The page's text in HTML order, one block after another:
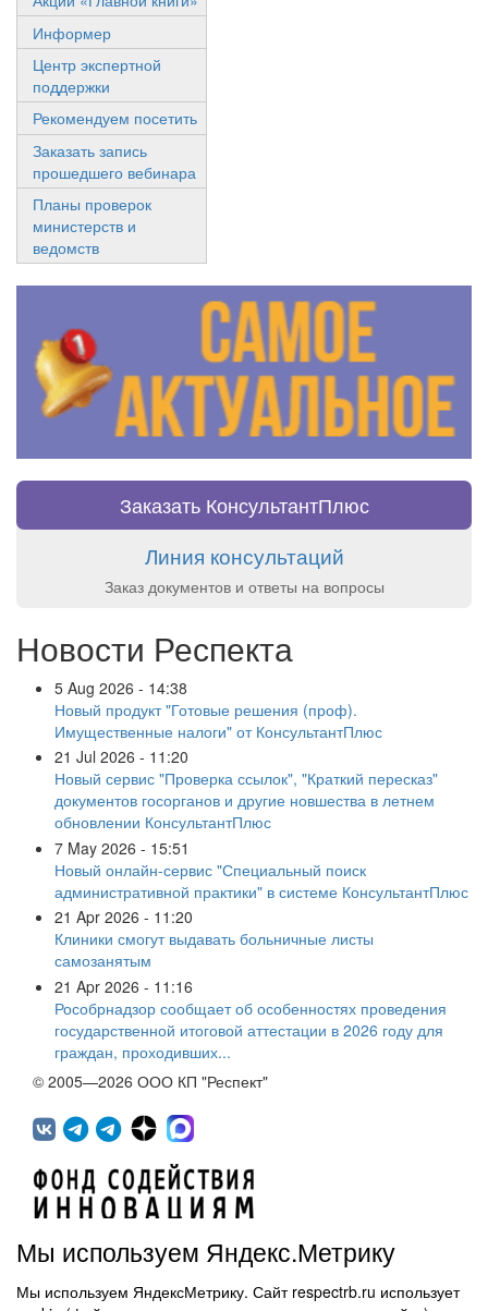
Информер
Центр экспертной
поддержки
Рекомендуем посетить
Заказать запись
прошедшего вебинара
Планы проверок
министерств и
ведомств
Заказать КонсультантПлюс
Линия консультаций
Заказ документов и ответы на вопросы
Новости Респекта
5 Aug 2026 - 14:38
Новый продукт "Готовые решения (проф).
Имущественные налоги" от КонсультантПлюс
21 Jul 2026 - 11:20
Новый сервис "Проверка ссылок", "Краткий пересказ"
документов госорганов и другие новшества в летнем
обновлении КонсультантПлюс
7 May 2026 - 15:51
Новый онлайн-сервис "Специальный поиск
административной практики" в системе КонсультантПлюс
21 Apr 2026 - 11:20
Клиники смогут выдавать больничные листы
самозанятым
21 Apr 2026 - 11:16
Рособрнадзор сообщает об особенностях проведения
государственной итоговой аттестации в 2026 году для
граждан, проходивших...
© 2005—2026 ООО КП "Респект"
450071, г.Уфа, ул. 50 лет СССР, д.48 корп.1, офис 307
Мы используем Яндекс.Метрику
Мы используем ЯндексМетрику. Сайт respectrb.ru использует